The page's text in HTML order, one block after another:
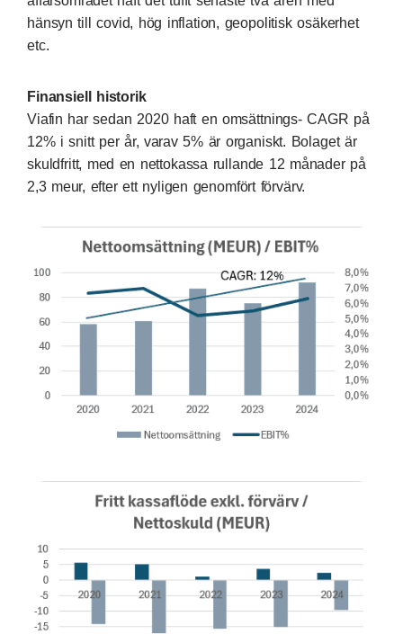
hänsyn till covid, hög inflation, geopolitisk osäkerhet
etc.
Finansiell historik
Viafin har sedan 2020 haft en omsättnings- CAGR på
12% i snitt per år, varav 5% är organiskt. Bolaget är
skuldfritt, med en nettokassa rullande 12 månader på
2,3 meur, efter ett nyligen genomfört förvärv.